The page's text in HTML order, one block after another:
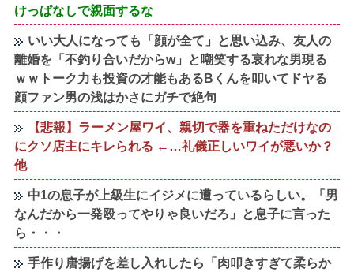
けっぱなしで親面するな
いい大人になっても「顔が全て」と思い込み、友人の
離婚を「不釣り合いだからw」と嘲笑する哀れな男現る
ｗｗトーク力も投資の才能もあるBくんを叩いてドヤる
顔ファン男の浅はかさにガチで絶句
【悲報】ラーメン屋ワイ、親切で器を重ねただけなの
にクソ店主にキレられる ←…礼儀正しいワイが悪いか？
他
中1の息子が上級生にイジメに遭っているらしい。「男
なんだから一発殴ってやりゃ良いだろ」と息子に言った
ら・・・
手作り唐揚げを差し入れしたら「肉叩きすぎて柔らか